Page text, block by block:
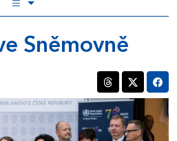
Sněmovně